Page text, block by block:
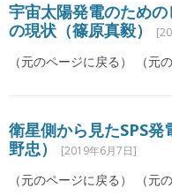
宇宙太陽発電のため
の現状（篠原真毅）
（元のページに戻る） （元
衛星側から見たSPS
野忠）
[2019年6月7日]
（元のページに戻る） （元